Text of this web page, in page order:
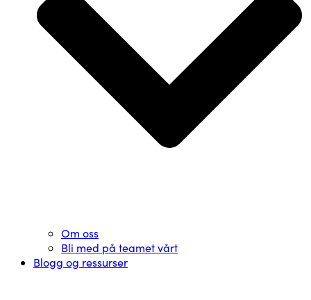
Om oss
Bli med på teamet vårt
Blogg og ressurser